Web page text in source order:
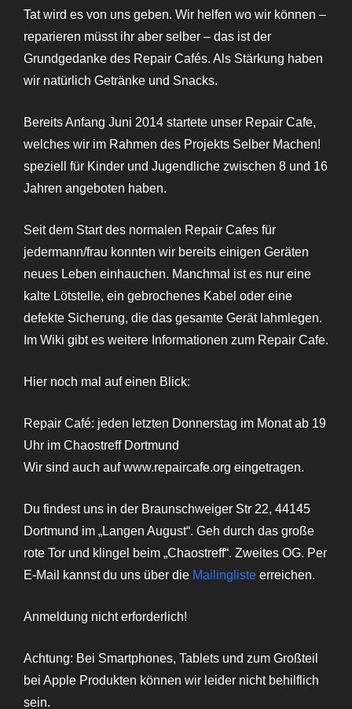
Tat wird es von uns geben. Wir helfen wo wir können –
reparieren müsst ihr aber selber – das ist der
Grundgedanke des Repair Cafés. Als Stärkung haben
wir natürlich Getränke und Snacks.
Bereits Anfang Juni 2014 startete unser Repair Cafe,
welches wir im Rahmen des Projekts Selber Machen!
speziell für Kinder und Jugendliche zwischen 8 und 16
Jahren angeboten haben.
Seit dem Start des normalen Repair Cafes für
jedermann/frau konnten wir bereits einigen Geräten
neues Leben einhauchen. Manchmal ist es nur eine
kalte Lötstelle, ein gebrochenes Kabel oder eine
defekte Sicherung, die das gesamte Gerät lahmlegen.
Im Wiki gibt es weitere Informationen zum Repair Cafe.
Hier noch mal auf einen Blick:
Repair Café: jeden letzten Donnerstag im Monat ab 19
Uhr im Chaostreff Dortmund
Wir sind auch auf www.repaircafe.org eingetragen.
Du findest uns in der Braunschweiger Str 22, 44145
Dortmund im „Langen August“. Geh durch das große
rote Tor und klingel beim „Chaostreff“. Zweites OG. Per
E-Mail kannst du uns über die Mailingliste erreichen.
Anmeldung nicht erforderlich!
Achtung: Bei Smartphones, Tablets und zum Großteil
bei Apple Produkten können wir leider nicht behilflich
sein.